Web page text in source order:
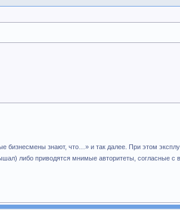
бизнесмены знают, что…» и так далее. При этом
либо приводятся мнимые авторитеты, согласные с